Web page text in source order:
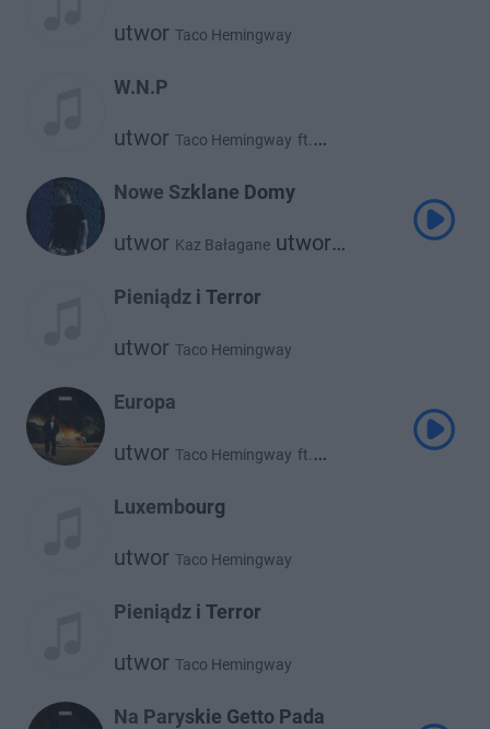
utwor Taco Hemingway
W.N.P
utwor Taco Hemingway ft.
Nowe Szklane Domy
utwor Kaz Bałagane utwor
Pieniądz i Terror
utwor Taco Hemingway
Europa
utwor Taco Hemingway ft.
Luxembourg
utwor Taco Hemingway
Pieniądz i Terror
utwor Taco Hemingway
Na Paryskie Getto Pada